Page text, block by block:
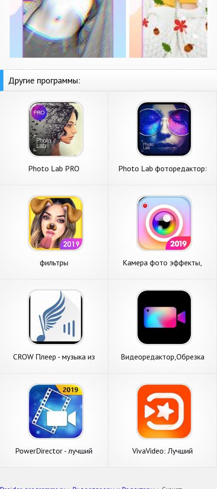
Другие программы:
Photo Lab PRO
Photo Lab фоторедактор:
фильтры
Камера фото эффекты,
CROW Плеер - музыка из
Видеоредактор,Обрезка
PowerDirector - лучший
VivaVideo: Лучший